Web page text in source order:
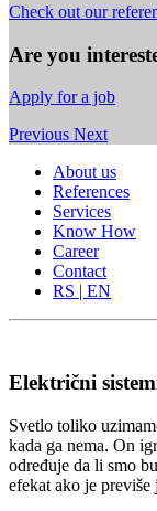
Check out our
Are you
Apply for a job
Previous Next
About us
References
Services
Know How
Career
Contact
RS | EN
Električni
Svetlo toliko
kada ga nema. On
određuje da li smo
efekat ako je previše